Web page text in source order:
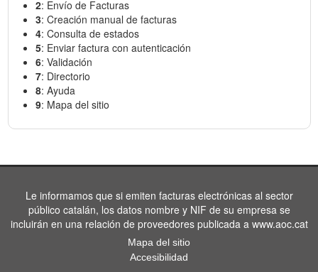
2: Envío de Facturas
3: Creación manual de facturas
4: Consulta de estados
5: Enviar factura con autenticación
6: Validación
7: Directorio
8: Ayuda
9: Mapa del sitio
Le informamos que si emiten facturas electrónicas al sector
público catalán, los datos nombre y NIF de su empresa se
incluirán en una relación de proveedores publicada a www.aoc.cat
Mapa del sitio
Accesibilidad